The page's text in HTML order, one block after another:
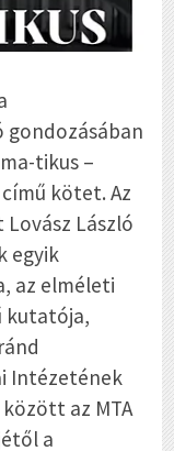
gondozásában
tikus –
című kötet. Az
László
egyik
az elméleti
kutatója,
Intézetének
az MTA
a